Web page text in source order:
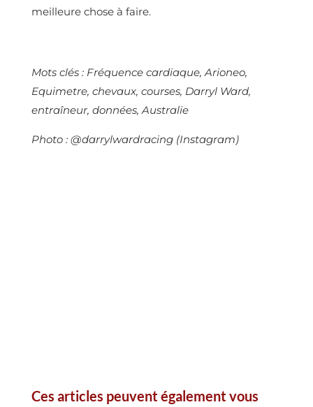
meilleure chose à faire.
Mots clés :Fréquence cardiaque, Arioneo,
Equimetre, chevaux, courses, Darryl Ward,
entraîneur, données, Australie
Photo :@darrylwardracing (Instagram)
Ces articles peuvent également vous